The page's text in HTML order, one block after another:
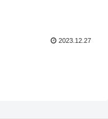
2023.12.27